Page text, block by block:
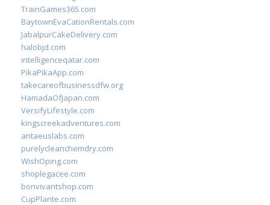
TrainGames365.com
BaytownEvaCationRentals.com
JabalpurCakeDelivery.com
halobjd.com
intelligenceqatar.com
PikaPikaApp.com
takecareofbusinessdfw.org
HamadaOfJapan.com
VersifyLifestyle.com
kingscreekadventures.com
antaeuslabs.com
purelycleanchemdry.com
WishOping.com
shoplegacee.com
bonvivantshop.com
CupPlante.com